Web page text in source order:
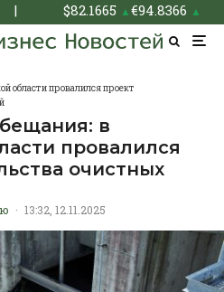
| $82.1665 ▲€94.8366 ▲
области провалился проект
в
провалился
очистных
· 13:32, 12.11.2025